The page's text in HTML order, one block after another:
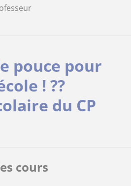
pouce pour
! ??
du CP
cours